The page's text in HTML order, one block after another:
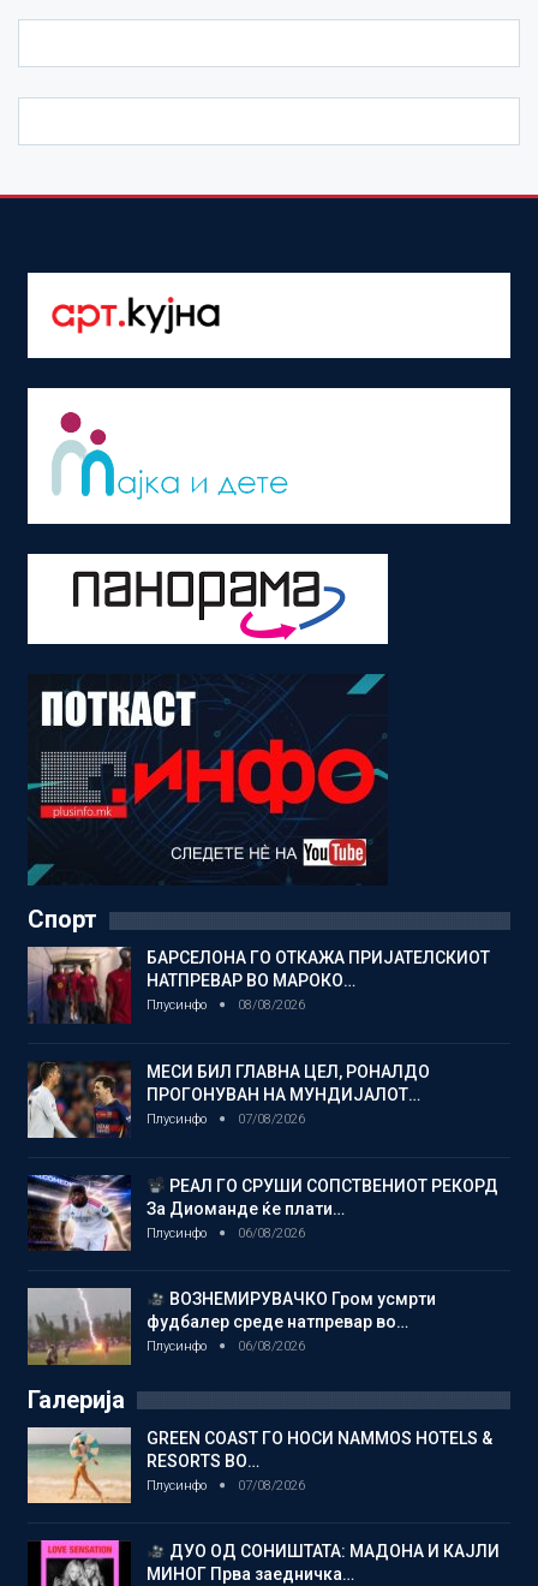
Спорт
БАРСЕЛОНА ГО ОТКАЖА ПРИЈАТЕЛСКИОТ
НАТПРЕВАР ВО МАРОКО…
Плусинфо 08/08/2026
МЕСИ БИЛ ГЛАВНА ЦЕЛ, РОНАЛДО
ПРОГОНУВАН НА МУНДИЈАЛОТ…
Плусинфо 07/08/2026
РЕАЛ ГО СРУШИ СОПСТВЕНИОТ РЕКОРД
За Диоманде ќе плати…
Плусинфо 06/08/2026
ВОЗНЕМИРУВАЧКО Гром усмрти
фудбалер среде натпревар во…
Плусинфо 06/08/2026
Галерија
GREEN COAST ГО НОСИ NAMMOS HOTELS &
RESORTS ВО…
Плусинфо 07/08/2026
ДУО ОД СОНИШТАТА: МАДОНА И КАЈЛИ
МИНОГ Прва заедничка…